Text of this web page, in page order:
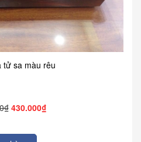
tử sa màu rêu
430.000₫